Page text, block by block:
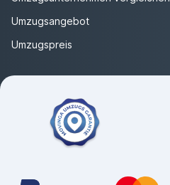
Umzugsangebot
Umzugspreis